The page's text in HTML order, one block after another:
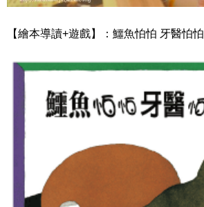
【繪本導讀+遊戲】：鱷魚怕怕 牙醫怕怕